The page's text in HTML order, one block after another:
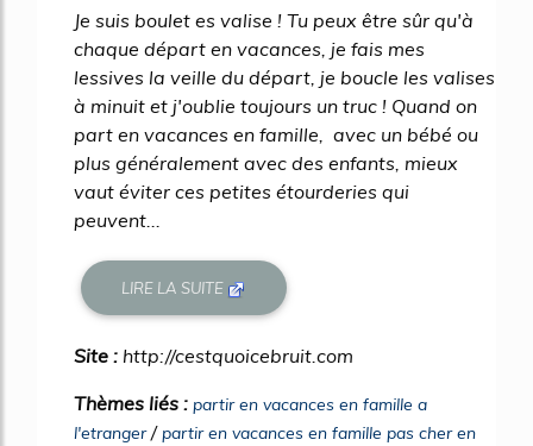
Je suis boulet es valise ! Tu peux être sûr qu'à
chaque départ en vacances, je fais mes
lessives la veille du départ, je boucle les valises
à minuit et j'oublie toujours un truc ! Quand on
part en vacances en famille, avec un bébé ou
plus généralement avec des enfants, mieux
vaut éviter ces petites étourderies qui
peuvent...
LIRE LA SUITE
Site : http://cestquoicebruit.com
Thèmes liés : partir en vacances en famille a
l'etranger/partir en vacances en famille pas cher en